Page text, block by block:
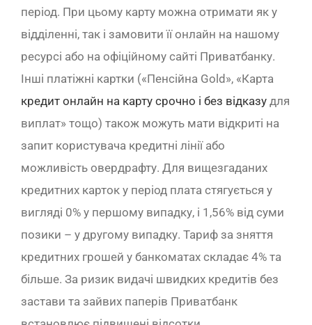
період. При цьому карту можна отримати як у
відділенні, так і замовити її онлайн на нашому
ресурсі або на офіційному сайті Приватбанку.
Інші платіжні картки («Пенсійна Gold», «Карта
кредит онлайн на карту срочно і без відказу для
виплат» тощо) також можуть мати відкриті на
запит користувача кредитні лінії або
можливість овердрафту. Для вищезгаданих
кредитних карток у період плата стягується у
вигляді 0% у першому випадку, і 1,56% від суми
позики – у другому випадку. Тариф за зняття
кредитних грошей у банкоматах складає 4% та
більше. За ризик видачі швидких кредитів без
застави та зайвих паперів Приватбанк